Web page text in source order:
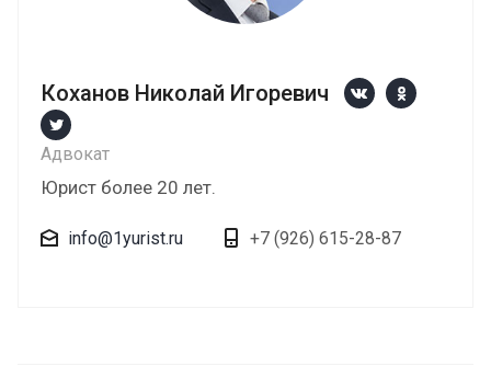
Коханов Николай Игоревич
Адвокат
Юрист более 20 лет.
info@1yurist.ru +7 (926) 615-28-87